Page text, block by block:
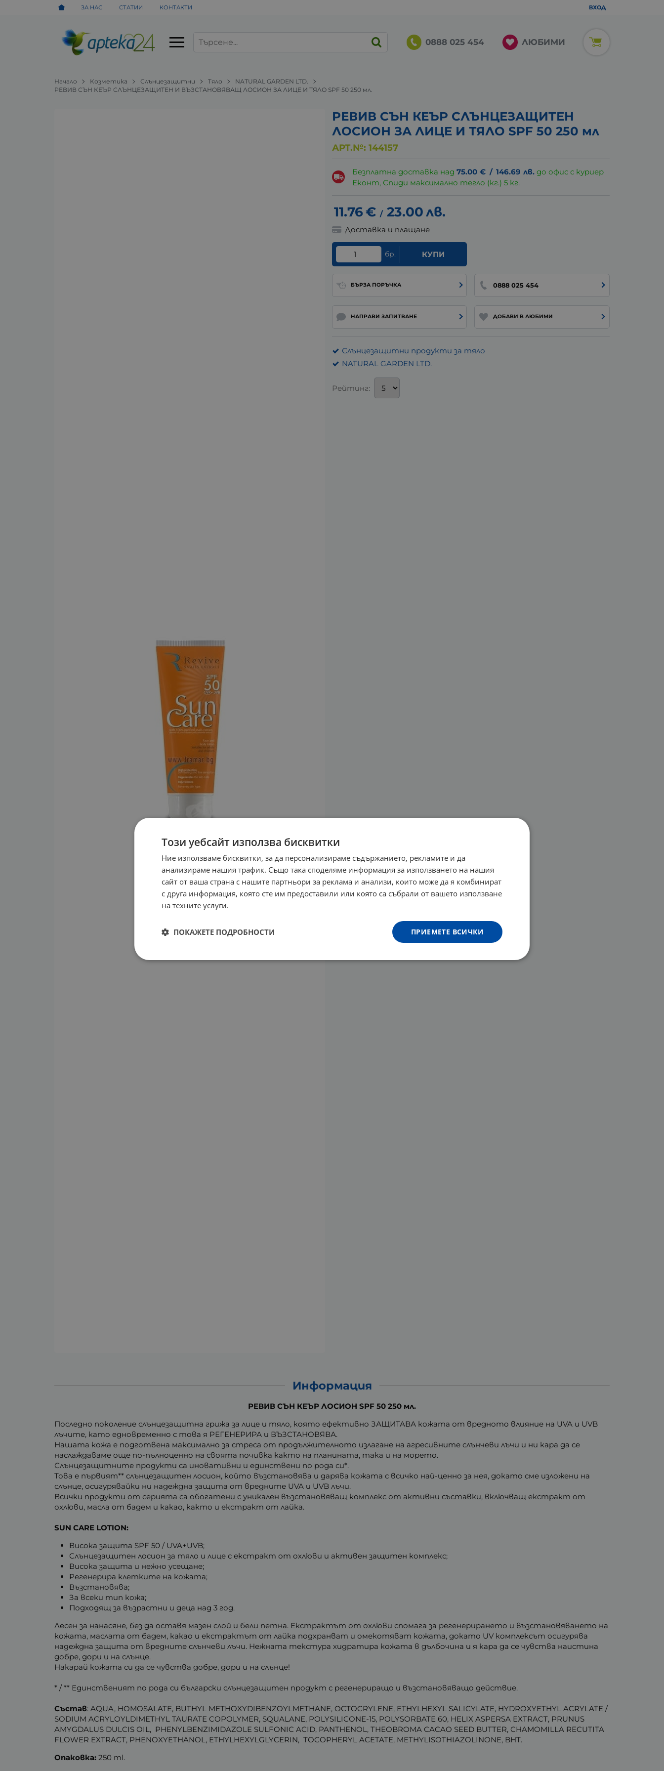
ЗА НАС СТАТИИ КОНТАКТИ ВХОД
0888 025 454 ЛЮБИМИ
Начало Козметика Слънцезащитни Tяло
NATURAL GARDEN LTD.
РЕВИВ СЪН КЕЪР СЛЪНЦЕЗАЩИТЕН И ВЪЗСТАНОВЯВАЩ ЛОСИОН ЗА ЛИЦЕ И ТЯЛО SPF 50 250 мл.
РЕВИВ СЪН КЕЪР СЛЪНЦЕЗАЩИТЕН
ЛОСИОН ЗА ЛИЦЕ И ТЯЛО SPF 50 250 мл
АРТ.№: 144157
Безплатна доставка над75.00 € / 146.69 лв. до офис с куриер
Еконт, Спиди максимално тегло (кг.) 5 кг.
11.76€ / 23.00лв.
Доставка и плащане
бр. КУПИ
БЪРЗА ПОРЪЧКА 0888 025 454
НАПРАВИ ЗАПИТВАНЕ ДОБАВИ В ЛЮБИМИ
Слънцезащитни продукти за тяло
NATURAL GARDEN LTD.
Рейтинг:
Информация
РЕВИВ СЪН КЕЪР ЛОСИОН SPF 50 250 мл.
Последно поколение слънцезащитна грижа за лице и тяло, която ефективно ЗАЩИТАВА кожата от вредното влияние на UVA и UVB
лъчите, като едновременно с това я РЕГЕНЕРИРА и ВЪЗСТАНОВЯВА.
Нашата кожа е подготвена максимално за стреса от продължителното излагане на агресивните слънчеви лъчи и ни кара да се
наслаждаваме още по-пълноценно на своята почивка както на планината, така и на морето.
Слънцезащитните продукти са иновативни и единствени по рода си*.
Това е първият** слънцезащитен лосион, който възстановява и дарява кожата с всичко най-ценно за нея, докато сме изложени на
слънце, осигурявайки ни надеждна защита от вредните UVA и UVB лъчи.
Всички продукти от серията са обогатени с уникален възстановяващ комплекс от активни съставки, включващ екстракт от
охлюви, масла от бадем и какао, както и екстракт от лайка.
SUN CARE LOTION:
Висока защита SPF 50 / UVA+UVB;
Слънцезащитен лосион за тяло и лице с екстракт от охлюви и активен защитен комплекс;
Висока защита и нежно усещане;
Регенерира клетките на кожата;
Възстановява;
За всеки тип кожа;
Подходящ за възрастни и деца над 3 год.
Лесен за нанасяне, без да оставя мазен слой и бели петна. Екстрактът от охлюви спомага за регенерирането и възстановяването на
кожата, маслата от бадем, какао и екстрактът от лайка подхранват и омекотяват кожата, докато UV комплексът осигурява
надеждна защита от вредните слънчеви лъчи. Нежната текстура хидратира кожата в дълбочина и я кара да се чувства наистина
добре, дори и на слънце.
Накарай кожата си да се чувства добре, дори и на слънце!
* / ** Единственият по рода си български слънцезащитен продукт с регенериращо и възстановяващо действие.
Състав: AQUA, HOMOSALATE, BUTHYL METHOXYDIBENZOYLMETHANE, OCTOCRYLENE, ETHYLHEXYL SALICYLATE, HYDROXYETHYL ACRYLATE /
SODIUM ACRYLOYLDIMETHYL TAURATE COPOLYMER, SQUALANE, POLYSILICONE-15, POLYSORBATE 60, HELIX ASPERSA EXTRACT, PRUNUS
AMYGDALUS DULCIS OIL, PHENYLBENZIMIDAZOLE SULFONIC ACID, PANTHENOL, THEOBROMA CACAO SEED BUTTER, CHAMOMILLA RECUTITA
FLOWER EXTRACT, PHENOXYETHANOL, ETHYLHEXYLGLYCERIN, TOCOPHERYL ACETATE, METHYLISOTHIAZOLINONE, BHT.
Опаковка: 250 ml.
Този уебсайт използва бисквитки
Ние използваме бисквитки, за да персонализираме съдържанието, рекламите и да
анализираме нашия трафик. Също така споделяме информация за използването на нашия
сайт от ваша страна с нашите партньори за реклама и анализи, които може да я комбинират
с друга информация, която сте им предоставили или която са събрали от вашето използване
на техните услуги.
ПРИЕМЕТЕ ВСИЧКИ
ПОКАЖЕТЕ ПОДРОБНОСТИ